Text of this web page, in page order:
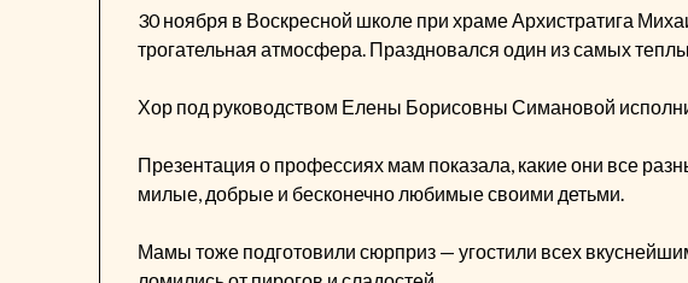
30 ноября в Воскресной школе при храме Архистратига
трогательная атмосфера. Праздновался один из самых
Хор под руководством Елены Борисовны Симановой
Презентация о профессиях мам показала, какие они все
милые, добрые и бесконечно любимые своими детьми.
Мамы тоже подготовили сюрприз — угостили всех